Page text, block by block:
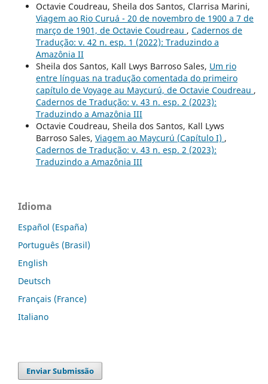
Octavie Coudreau, Sheila dos Santos, Clarrisa Marini,
Viagem ao Rio Curuá - 20 de novembro de 1900 a 7 de
março de 1901, de Octavie Coudreau , Cadernos de
Tradução: v. 42 n. esp. 1 (2022): Traduzindo a
Amazônia II
Sheila dos Santos, Kall Lwys Barroso Sales, Um rio
entre línguas na tradução comentada do primeiro
capítulo de Voyage au Maycurú, de Octavie Coudreau ,
Cadernos de Tradução: v. 43 n. esp. 2 (2023):
Traduzindo a Amazônia III
Octavie Coudreau, Sheila dos Santos, Kall Lyws
Barroso Sales, Viagem ao Maycurú (Capítulo I) ,
Cadernos de Tradução: v. 43 n. esp. 2 (2023):
Traduzindo a Amazônia III
Idioma
Español (España)
Português (Brasil)
English
Deutsch
Français (France)
Italiano
Enviar Submissão